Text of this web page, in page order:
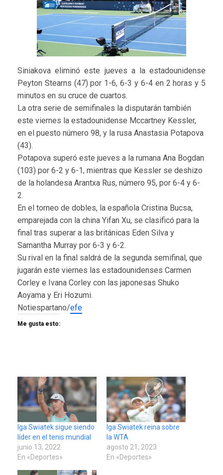
Siniakova eliminó este jueves a la estadounidense
Peyton Stearns (47) por 1-6, 6-3 y 6-4 en 2 horas y 5
minutos en su cruce de cuartos.
La otra serie de semifinales la disputarán también
este viernes la estadounidense Mccartney Kessler,
en el puesto número 98, y la rusa Anastasia Potapova
(43).
Potapova superó este jueves a la rumana Ana Bogdan
(103) por 6-2 y 6-1, mientras que Kessler se deshizo
de la holandesa Arantxa Rus, número 95, por 6-4 y 6-
2.
En el torneo de dobles, la española Cristina Bucsa,
emparejada con la china Yifan Xu, se clasificó para la
final tras superar a las británicas Eden Silva y
Samantha Murray por 6-3 y 6-2.
Su rival en la final saldrá de la segunda semifinal, que
jugarán este viernes las estadounidenses Carmen
Corley e Ivana Corley con las japonesas Shuko
Aoyama y Eri Hozumi.
Notiespartano/efe
Me gusta esto:
Iga Swiatek sigue siendo
líder en el tenis mundial
junio 13, 2022
En «Deportes»
Iga Swiatek reina sobre
la WTA
agosto 21, 2023
En «Deportes»